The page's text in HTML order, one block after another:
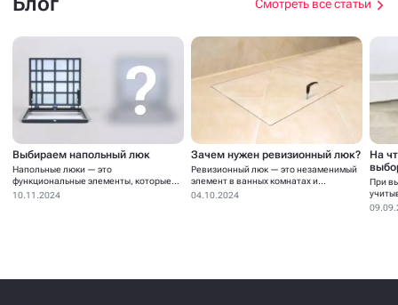
Смотреть все статьи
Выбираем напольный люк
Напольные люки — это
функциональные элементы, которые
устанавливаются для...
10.11.2024
Зачем нужен ревизионный люк?
Ревизионный люк — это незаменимый
элемент в ванных комнатах и...
04.10.2024
На
При